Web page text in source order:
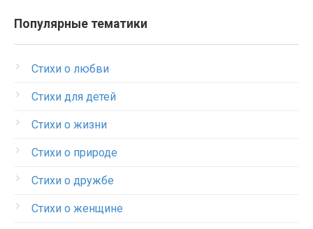
Популярные тематики
Стихи о любви
Стихи для детей
Стихи о жизни
Стихи о природе
Стихи о дружбе
Стихи о женщине